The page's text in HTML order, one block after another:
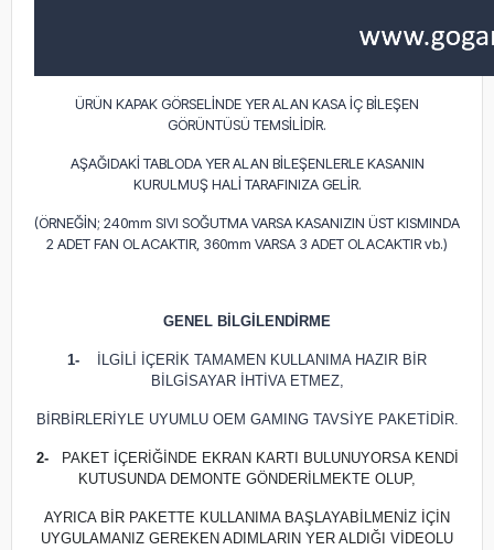
ÜRÜN KAPAK GÖRSELİNDE YER ALAN KASA İÇ BİLEŞEN
GÖRÜNTÜSÜ TEMSİLİDİR.
AŞAĞIDAKİ TABLODA YER ALAN BİLEŞENLERLE KASANIN
KURULMUŞ HALİ TARAFINIZA GELİR.
(ÖRNEĞİN; 240mm SIVI SOĞUTMA VARSA KASANIZIN ÜST KISMINDA
2 ADET FAN OLACAKTIR, 360mm VARSA 3 ADET OLACAKTIR vb.)
GENEL BİLGİLENDİRME
1-
İLGİLİ İÇERİK TAMAMEN KULLANIMA HAZIR BİR
BİLGİSAYAR İHTİVA ETMEZ,
BİRBİRLERİYLE UYUMLU OEM GAMING TAVSİYE PAKETİDİR.
2-
PAKET İÇERİĞİNDE EKRAN KARTI BULUNUYORSA KENDİ
KUTUSUNDA DEMONTE GÖNDERİLMEKTE OLUP,
AYRICA BİR PAKETTE KULLANIMA BAŞLAYABİLMENİZ İÇİN
UYGULAMANIZ GEREKEN ADIMLARIN YER ALDIĞI VİDEOLU